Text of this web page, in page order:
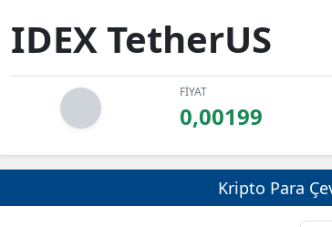
IDEX TetherUS
FİYAT
0,00199
Kripto Para